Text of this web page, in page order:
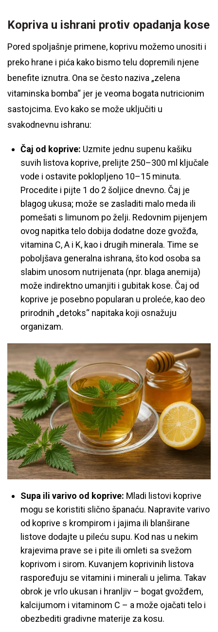
Kopriva u ishrani protiv opadanja kose
Pored spoljašnje primene, koprivu možemo unositi i
preko hrane i pića kako bismo telu dopremili njene
benefite iznutra. Ona se često naziva „zelena
vitaminska bomba“ jer je veoma bogata nutricionim
sastojcima. Evo kako se može uključiti u
svakodnevnu ishranu:
Čaj od koprive: Uzmite jednu supenu kašiku
suvih listova koprive, prelijte 250–300 ml ključale
vode i ostavite poklopljeno 10–15 minuta.
Procedite i pijte 1 do 2 šoljice dnevno. Čaj je
blagog ukusa; može se zasladiti malo meda ili
pomešati s limunom po želji. Redovnim pijenjem
ovog napitka telo dobija dodatne doze gvožđa,
vitamina C, A i K, kao i drugih minerala. Time se
poboljšava generalna ishrana, što kod osoba sa
slabim unosom nutrijenata (npr. blaga anemija)
može indirektno umanjiti i gubitak kose. Čaj od
koprive je posebno popularan u proleće, kao deo
prirodnih „detoks“ napitaka koji osnažuju
organizam.
Supa ili varivo od koprive: Mladi listovi koprive
mogu se koristiti slično španaću. Napravite varivo
od koprive s krompirom i jajima ili blanširane
listove dodajte u pileću supu. Kod nas u nekim
krajevima prave se i pite ili omleti sa svežom
koprivom i sirom. Kuvanjem koprivinih listova
raspoređuju se vitamini i minerali u jelima. Takav
obrok je vrlo ukusan i hranljiv – bogat gvožđem,
kalcijumom i vitaminom C – a može ojačati telo i
obezbediti gradivne materije za kosu.